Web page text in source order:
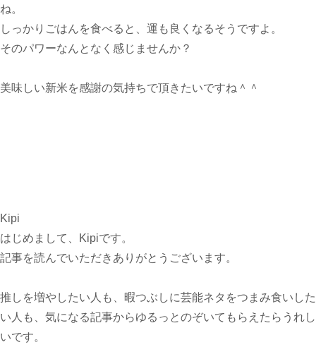
ね。
しっかりごはんを食べると、運も良くなるそうですよ。
そのパワーなんとなく感じませんか？
美味しい新米を感謝の気持ちで頂きたいですね＾＾
Kipi
はじめまして、Kipiです。
記事を読んでいただきありがとうございます。
推しを増やしたい人も、暇つぶしに芸能ネタをつまみ食いした
い人も、気になる記事からゆるっとのぞいてもらえたらうれし
いです。